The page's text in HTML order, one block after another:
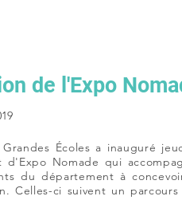
de l'Expo
Écoles a inauguré
d'Expo Nomade qui
du département à
Celles-ci suivent un